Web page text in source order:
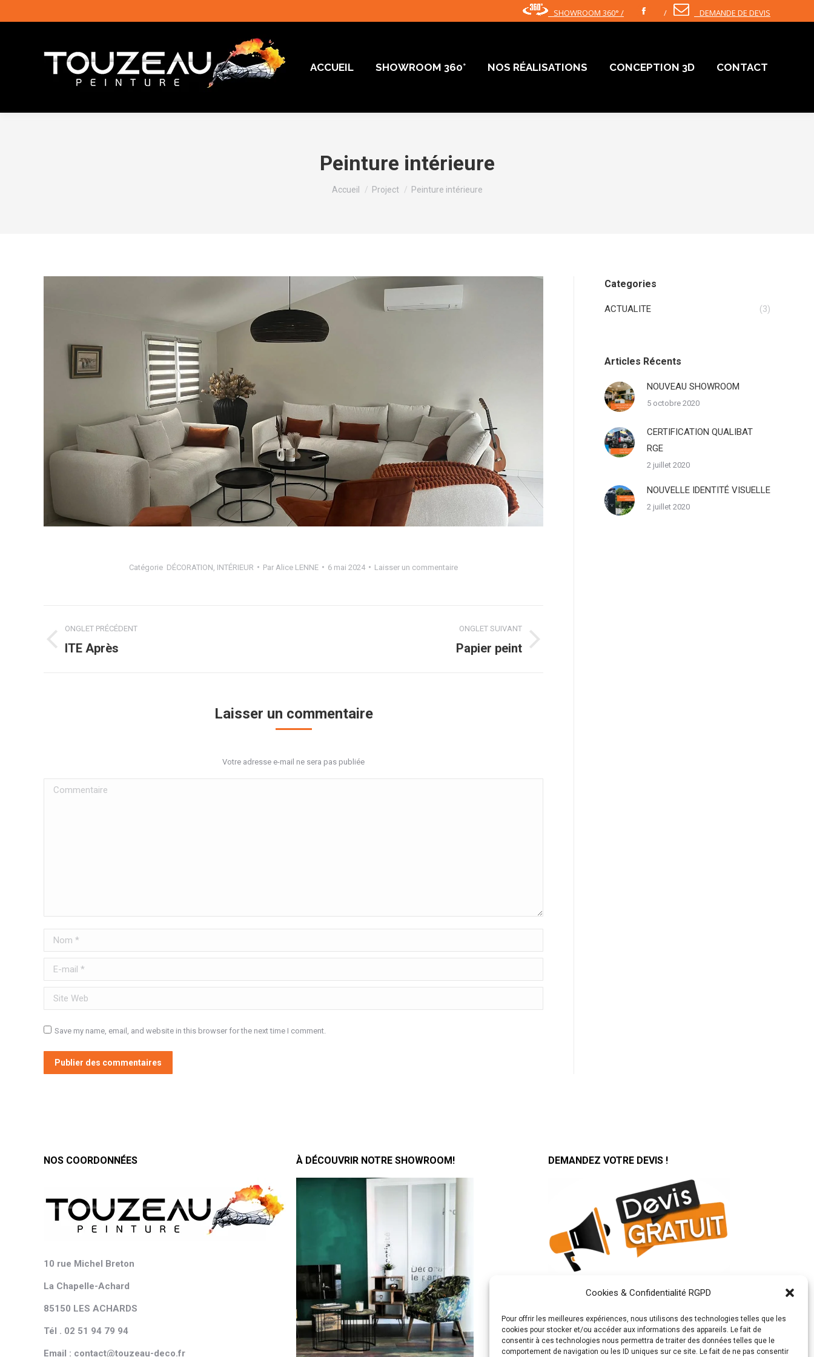
Cookies & Confidentialité RGPD
Pour offrir les meilleures expériences, nous utilisons des technologies telles que les
cookies pour stocker et/ou accéder aux informations des appareils. Le fait de
consentir à ces technologies nous permettra de traiter des données telles que le
comportement de navigation ou les ID uniques sur ce site. Le fait de ne pas consentir
SHOWROOM 360° / Facebook
/ DEMANDE DE DEVIS
ACCUEIL SHOWROOM 360° NOS RÉALISATIONS CONCEPTION 3D CONTACT
Peinture intérieure
Vous êtes ici :
Accueil Project Peinture intérieure
Catégorie DÉCORATION INTÉRIEUR Par Alice LENNE 6 mai 2024 Laisser un commentaire
Navigation
de
ONGLET PRÉCÉDENT
Onglet
ITE Après
ONGLET SUIVANT
Papier peint
Laisser un commentaire
Votre adresse e-mail ne sera pas publiée
Commentaire
Nom *
E-mail *
Site Web
Save my name, email, and website in this browser for the next time I comment.
Publier des commentaires
Categories
ACTUALITE (3)
Articles Récents
NOUVEAU SHOWROOM
5 octobre 2020
CERTIFICATION QUALIBAT
RGE
2 juillet 2020
NOUVELLE IDENTITÉ VISUELLE
2 juillet 2020
NOS COORDONNÉES
10 rue Michel Breton
La Chapelle-Achard
85150 LES ACHARDS
Tél . 02 51 94 79 94
Email : contact@touzeau-deco.fr
À DÉCOUVRIR NOTRE SHOWROOM! DEMANDEZ VOTRE DEVIS !
SUIVEZ TOUTE NOTRE
ACTUALITÉ SUR :